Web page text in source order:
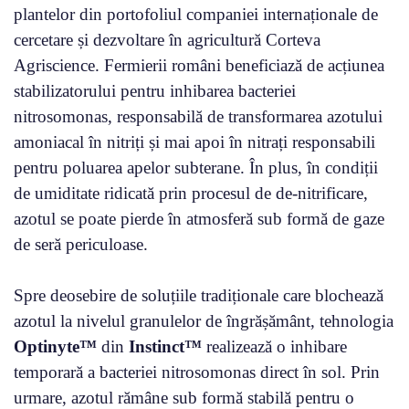
plantelor din portofoliul companiei internaționale de
cercetare și dezvoltare în agricultură Corteva
Agriscience. Fermierii români beneficiază de acțiunea
stabilizatorului pentru inhibarea bacteriei
nitrosomonas, responsabilă de transformarea azotului
amoniacal în nitriți și mai apoi în nitrați responsabili
pentru poluarea apelor subterane. În plus, în condiții
de umiditate ridicată prin procesul de de-nitrificare,
azotul se poate pierde în atmosferă sub formă de gaze
de seră periculoase.
Spre deosebire de soluțiile tradiționale care blochează
azotul la nivelul granulelor de îngrășământ, tehnologia
Optinyte™ din Instinct™ realizează o inhibare
temporară a bacteriei nitrosomonas direct în sol. Prin
urmare, azotul rămâne sub formă stabilă pentru o